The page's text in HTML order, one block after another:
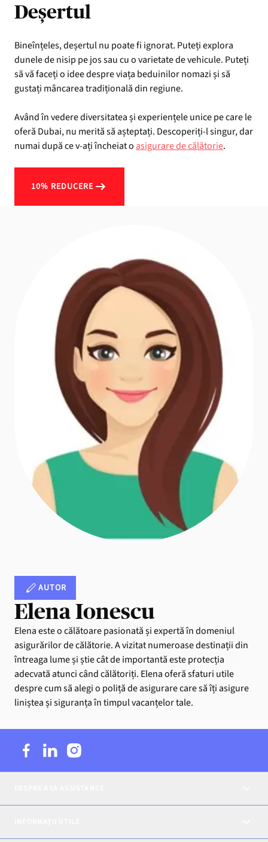
Deșertul
Bineînțeles, deșertul nu poate fi ignorat. Puteți explora
dunele de nisip pe jos sau cu o varietate de vehicule. Puteți
să vă faceți o idee despre viața beduinilor nomazi și să
gustați mâncarea tradițională din regiune.
Având în vedere diversitatea și experiențele unice pe care le
oferă Dubai, nu merită să așteptați. Descoperiți-l singur, dar
numai după ce v-ați încheiat o asigurare de călătorie.
10% REDUCERE
AUTOR
Elena Ionescu
Elena este o călătoare pasionată și expertă în domeniul
asigurărilor de călătorie. A vizitat numeroase destinații din
întreaga lume și știe cât de importantă este protecția
adecvată atunci când călătoriți. Elena oferă sfaturi utile
despre cum să alegi o poliță de asigurare care să îți asigure
liniștea și siguranța în timpul vacanțelor tale.